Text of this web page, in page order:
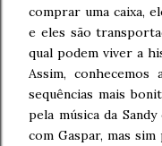
comprar uma caixa,
e eles são
qual podem viver a
Assim, conhecemos
sequências mais
pela música da
com Gaspar, mas